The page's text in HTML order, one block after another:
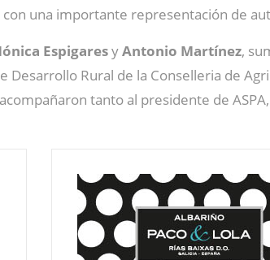
una importante representación de
EspigaresyAntonio Martínez,
Rural de la Conselleria de
tanto al presidente de ASPA,